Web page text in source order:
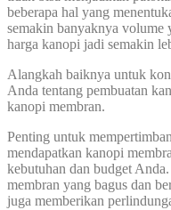
beberapa hal yang
semakin banyaknya volume
harga kanopi jadi semakin
Alangkah baiknya untuk
Anda tentang pembuatan
kanopi membran.
Penting untuk
mendapatkan kanopi
kebutuhan dan budget
membran yang bagus dan
juga memberikan